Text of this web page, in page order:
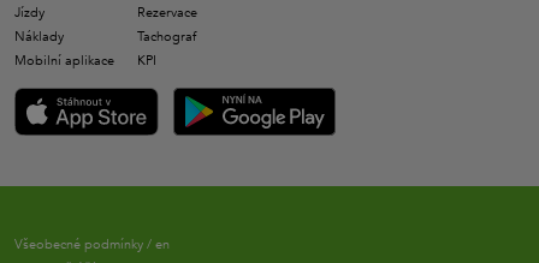
Jízdy
Náklady
Mobilní aplikace
Rezervace
Tachograf
KPI
Všeobecné podmínky / en